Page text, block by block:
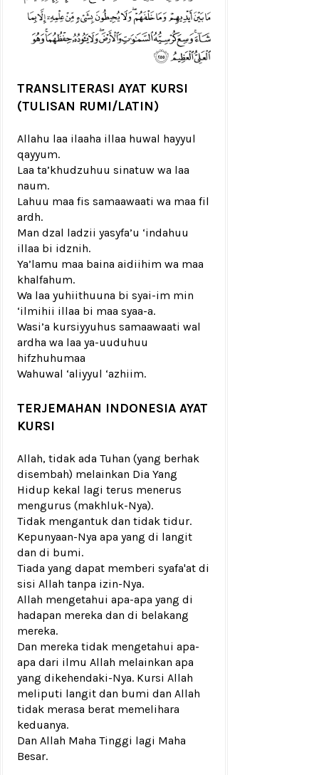
TRANSLITERASI AYAT KURSI
(TULISAN RUMI/LATIN)
Allahu laa ilaaha illaa huwal hayyul
qayyum.
Laa ta’khudzuhuu sinatuw wa laa
naum.
Lahuu maa fis samaawaati wa maa fil
ardh.
Man dzal ladzii yasyfa’u ‘indahuu
illaa bi idznih.
Ya’lamu maa baina aidiihim wa maa
khalfahum.
Wa laa yuhiithuuna bi syai-im min
‘ilmihii illaa bi maa syaa-a.
Wasi’a kursiyyuhus samaawaati wal
ardha wa laa ya-uuduhuu
hifzhuhumaa
Wahuwal ‘aliyyul ‘azhiim.
TERJEMAHAN INDONESIA AYAT
KURSI
Allah, tidak ada Tuhan (yang berhak
disembah) melainkan Dia Yang
Hidup kekal lagi terus menerus
mengurus (makhluk-Nya).
Tidak mengantuk dan tidak tidur.
Kepunyaan-Nya apa yang di langit
dan di bumi.
Tiada yang dapat memberi syafa'at di
sisi Allah tanpa izin-Nya.
Allah mengetahui apa-apa yang di
hadapan mereka dan di belakang
mereka.
Dan mereka tidak mengetahui apa-
apa dari ilmu Allah melainkan apa
yang dikehendaki-Nya. Kursi Allah
meliputi langit dan bumi dan Allah
tidak merasa berat memelihara
keduanya.
Dan Allah Maha Tinggi lagi Maha
Besar.